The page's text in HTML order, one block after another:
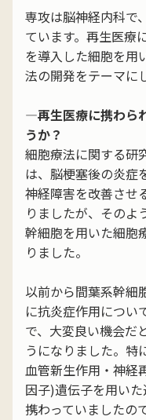
専攻は脳神経内科で
ています。再生医療
を導入した細胞を用
法の開発をテーマに
―再生医療に携わら
うか？
細胞療法に関する研
は、脳梗塞後の炎症
神経障害を改善させ
りましたが、そのよ
幹細胞を用いた細胞
りました。
以前から間葉系幹細
に抗炎症作用につい
で、大変良い機会だ
うになりました。特
血管新生作用・神経
因子)遺伝子を用い
携わっていましたの